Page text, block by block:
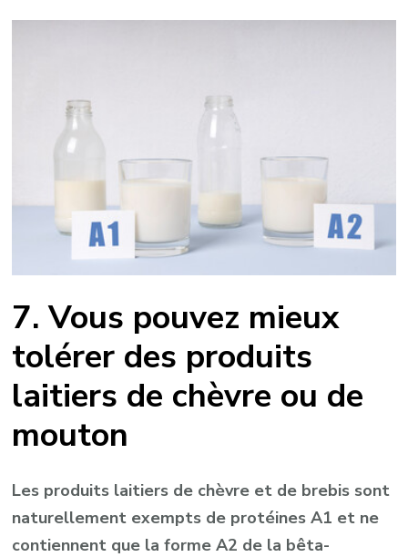
7. Vous pouvez mieux
tolérer des produits
laitiers de chèvre ou de
mouton
Les produits laitiers de chèvre et de brebis sont
naturellement exempts de protéines A1 et ne
contiennent que la forme A2 de la bêta-